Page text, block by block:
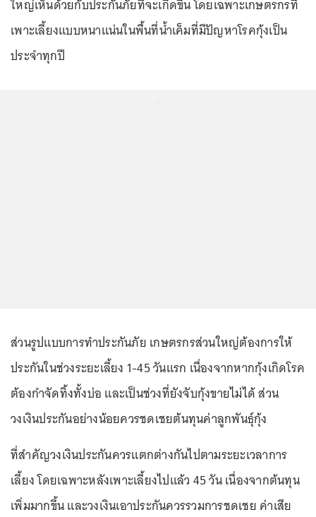
ใหญ่เห็นด้วยกับประกันภัยที่จะเกิดขึ้น โดยเฉพาะเกษตรกรที่
เพาะเลี้ยงแบบหนาแน่นในพื้นที่น้ำเค็มที่มีปัญหาโรคกุ้งเป็น
ประจำทุกปี
ส่วนรูปแบบการทำประกันภัย เกษตรกรส่วนใหญ่ต้องการให้
ประกันในช่วงระยะเลี้ยง 1-45 วันแรก เนื่องจากหากกุ้งเกิดโรค
ต้องกำจัดทิ้งทั้งบ่อ และเป็นช่วงที่ยังจับกุ้งขายไม่ได้ ส่วน
วงเงินประกันอย่างน้อยควรชดเชยต้นทุนค่าลูกพันธุ์กุ้ง
ที่สำคัญวงเงินประกันควรแตกต่างกันไปตามระยะเวลาการ
เลี้ยง โดยเฉพาะหลังเพาะเลี้ยงไปแล้ว 45 วัน เนื่องจากต้นทุน
เพิ่มมากขึ้น และวงเงินเอาประกันควรรวมการชดเชย ค่าเสีย